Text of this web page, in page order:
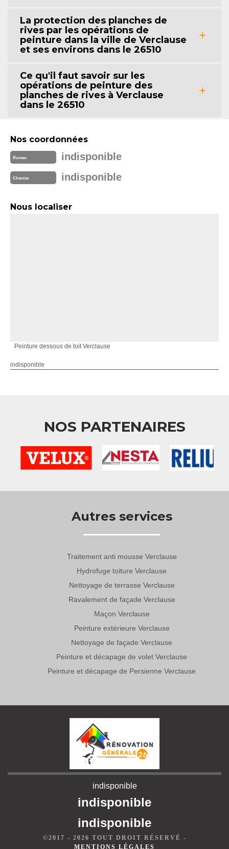
La protection des planches de
rives par les opérations de
peinture dans la ville de Verclause
et ses environs dans le 26510
Ce qu'il faut savoir sur les
opérations de peinture des
planches de rives à Verclause
dans le 26510
Nos coordonnées
Bureau indisponible
Chantier indisponible
Nous localiser
Peinture dessous de toit Verclause
indisponible
NOS PARTENAIRES
Autres services
Traitement anti mousse Verclause
Hydrofuge toiture Verclause
Nettoyage de terrasse Verclause
Ravalement de façade Verclause
Maçon Verclause
Peinture extérieure Verclause
Nettoyage de façade Verclause
Peinture et décapage de volet Verclause
Peinture et décapage de Persienne Verclause
indisponible
indisponible
indisponible
©2017 - 2026 TOUT DROIT RÉSERVÉ -
MENTIONS LÉGALES